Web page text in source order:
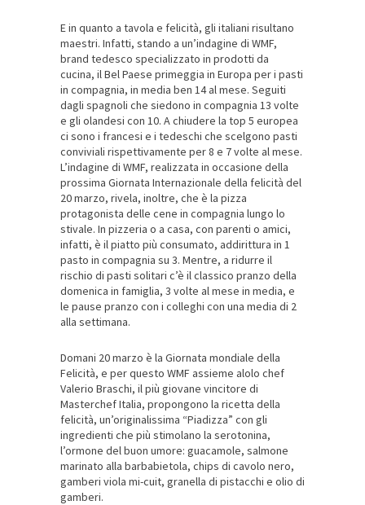
E in quanto a tavola e felicità, gli italiani risultano
maestri. Infatti, stando a un’indagine di WMF,
brand tedesco specializzato in prodotti da
cucina, il Bel Paese primeggia in Europa per i pasti
in compagnia, in media ben 14 al mese. Seguiti
dagli spagnoli che siedono in compagnia 13 volte
e gli olandesi con 10. A chiudere la top 5 europea
ci sono i francesi e i tedeschi che scelgono pasti
conviviali rispettivamente per 8 e 7 volte al mese.
L’indagine di WMF, realizzata in occasione della
prossima Giornata Internazionale della felicità del
20 marzo, rivela, inoltre, che è la pizza
protagonista delle cene in compagnia lungo lo
stivale. In pizzeria o a casa, con parenti o amici,
infatti, è il piatto più consumato, addirittura in 1
pasto in compagnia su 3. Mentre, a ridurre il
rischio di pasti solitari c’è il classico pranzo della
domenica in famiglia, 3 volte al mese in media, e
le pause pranzo con i colleghi con una media di 2
alla settimana.
Domani 20 marzo è la Giornata mondiale della
Felicità, e per questo WMF assieme alolo chef
Valerio Braschi, il più giovane vincitore di
Masterchef Italia, propongono la ricetta della
felicità, un’originalissima “Piadizza” con gli
ingredienti che più stimolano la serotonina,
l’ormone del buon umore: guacamole, salmone
marinato alla barbabietola, chips di cavolo nero,
gamberi viola mi-cuit, granella di pistacchi e olio di
gamberi.